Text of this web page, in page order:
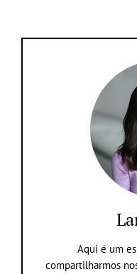
Aqui é um
compartilharmos